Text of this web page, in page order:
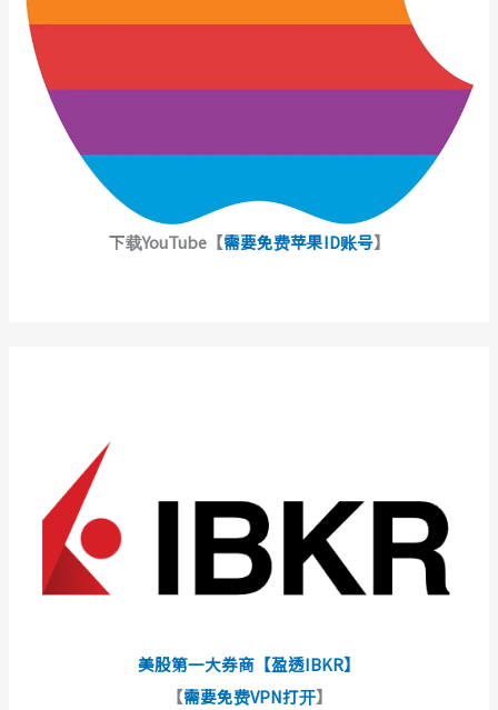
下载YouTube【需要免费苹果ID账号】
美股第一大券商【盈透IBKR】
【需要免费VPN打开】